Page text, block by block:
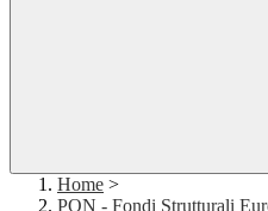
Home >
PON - Fondi Strutturali